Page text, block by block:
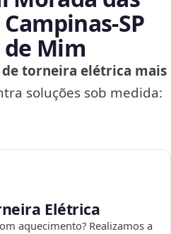
Mim
de torneira elétrica mais
soluções sob medida:
Elétrica
aquecimento? Realizamos a